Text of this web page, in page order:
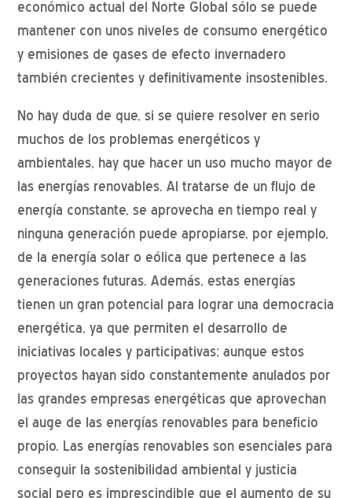
económico actual del Norte Global sólo se puede
mantener con unos niveles de consumo energético
y emisiones de gases de efecto invernadero
también crecientes y definitivamente insostenibles.
No hay duda de que, si se quiere resolver en serio
muchos de los problemas energéticos y
ambientales, hay que hacer un uso mucho mayor de
las energías renovables. Al tratarse de un flujo de
energía constante, se aprovecha en tiempo real y
ninguna generación puede apropiarse, por ejemplo,
de la energía solar o eólica que pertenece a las
generaciones futuras. Además, estas energías
tienen un gran potencial para lograr una democracia
energética, ya que permiten el desarrollo de
iniciativas locales y participativas; aunque estos
proyectos hayan sido constantemente anulados por
las grandes empresas energéticas que aprovechan
el auge de las energías renovables para beneficio
propio. Las energías renovables son esenciales para
conseguir la sostenibilidad ambiental y justicia
social pero es imprescindible que el aumento de su